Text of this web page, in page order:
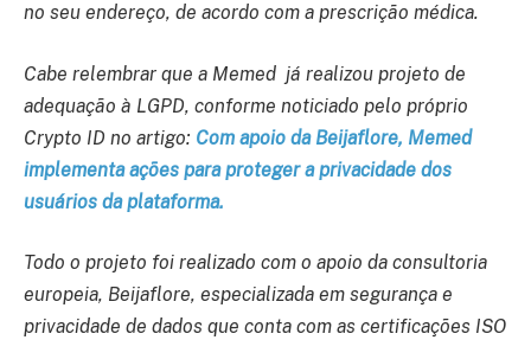
no seu endereço, de acordo com a prescrição médica.
Cabe relembrar que a Memed já realizou projeto de
adequação à LGPD, conforme noticiado pelo próprio
Crypto ID no artigo: Com apoio da Beijaflore, Memed
implementa ações para proteger a privacidade dos
usuários da plataforma.
Todo o projeto foi realizado com o apoio da consultoria
europeia, Beijaflore, especializada em segurança e
privacidade de dados que conta com as certificações ISO